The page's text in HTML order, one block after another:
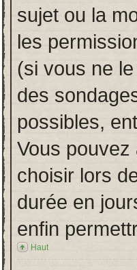
sujet ou la
les
(si vous ne
des
possibles,
Vous pouvez
choisir lors
durée en
enfin
Haut